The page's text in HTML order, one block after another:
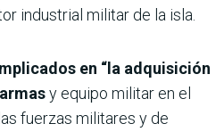
industrial militar de la isla.
en “la adquisición
y equipo militar en el
fuerzas militares y de